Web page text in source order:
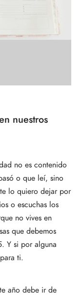
nuestros
no es contenido
o que leí, sino
lo quiero dejar por
o escuchas los
no vives en
que debemos
Y si por alguna
ti.
año debe ir de